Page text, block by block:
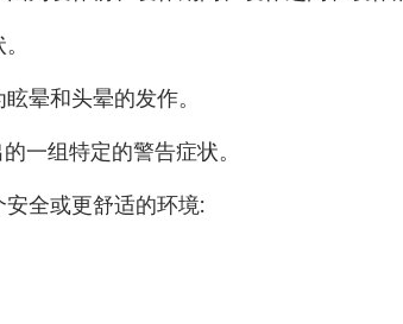
晕和头晕的发作。
一组特定的警告症状。
全或更舒适的环境: